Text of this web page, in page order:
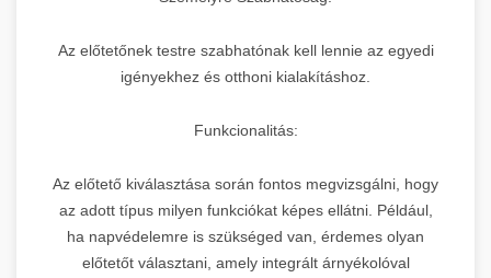
Az előtetőnek testre szabhatónak kell lennie az egyedi
igényekhez és otthoni kialakításhoz.
Funkcionalitás:
Az előtető kiválasztása során fontos megvizsgálni, hogy
az adott típus milyen funkciókat képes ellátni. Például,
ha napvédelemre is szükséged van, érdemes olyan
előtetőt választani, amely integrált árnyékolóval